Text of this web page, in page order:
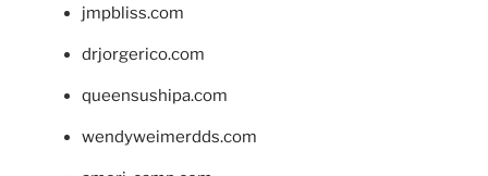
jmpbliss.com
drjorgerico.com
queensushipa.com
wendyweimerdds.com